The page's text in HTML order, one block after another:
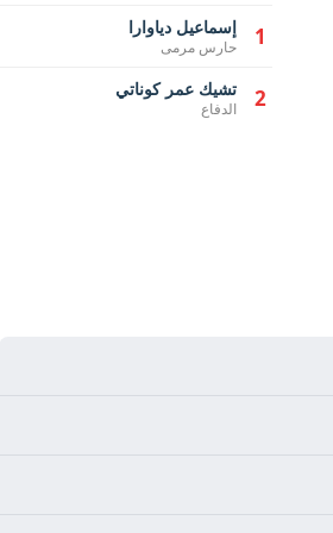
1 إسماعيل دياوارا
حارس مرمى
2 تشيك عمر كوناتي
الدفاع